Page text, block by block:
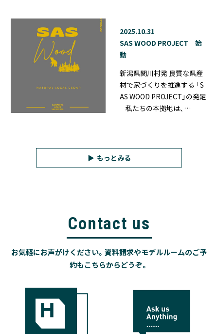
2025.10.31
SAS WOOD PROJECT 始
動
新潟県関川村発 良質な県産
材で家づくりを推進する 「S
AS WOOD PROJECT」の発足
私たちの本拠地は、…
もっとみる
Contact us
お気軽にお声がけください。資料請求やモデルルームのご予
約もこちらからどうぞ。